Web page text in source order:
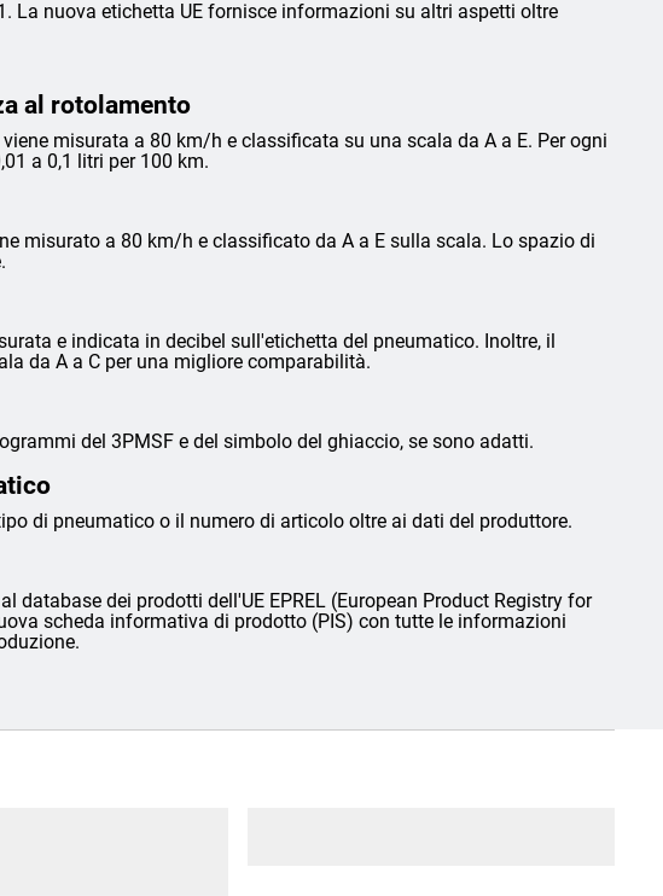
La nuova etichetta UE fornisce informazioni su altri aspetti oltre
al rotolamento
misurata a 80 km/h e classificata su una scala da A a E. Per ogni
a 0,1 litri per 100 km.
misurato a 80 km/h e classificato da A a E sulla scala. Lo spazio di
e indicata in decibel sull'etichetta del pneumatico. Inoltre, il
da A a C per una migliore comparabilità.
del 3PMSF e del simbolo del ghiaccio, se sono adatti.
di pneumatico o il numero di articolo oltre ai dati del produttore.
database dei prodotti dell'UE EPREL (European Product Registry for
scheda informativa di prodotto (PIS) con tutte le informazioni